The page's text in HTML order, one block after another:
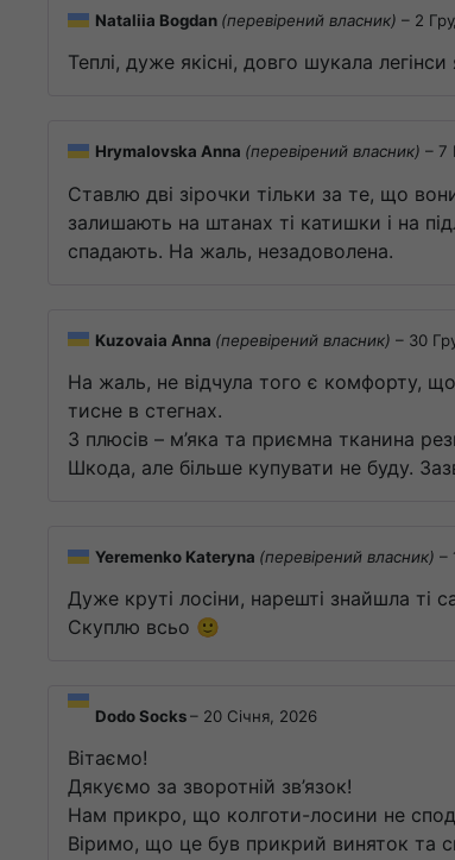
Nataliia Bogdan (перевірений власник) – 2
Теплі, дуже якісні, довго шукала
Hrymalovska Anna (перевірений власник) – 7
Ставлю дві зірочки тільки за те, що
залишають на штанах ті катишки і на
спадають. На жаль, незадоволена.
Kuzovaia Anna (перевірений власник) – 30
На жаль, не відчула того є комфорту,
тисне в стегнах.
З плюсів – м’яка та приємна тканина
Шкода, але більше купувати не буду.
Yeremenko Kateryna (перевірений власник) –
Дуже круті лосіни, нарешті знайшла ті
Скуплю всьо 🙂
Dodo Socks– 20 Січня, 2026
Вітаємо!
Дякуємо за зворотній зв’язок!
Нам прикро, що колготи-лосини не
Віримо, що це був прикрий виняток та